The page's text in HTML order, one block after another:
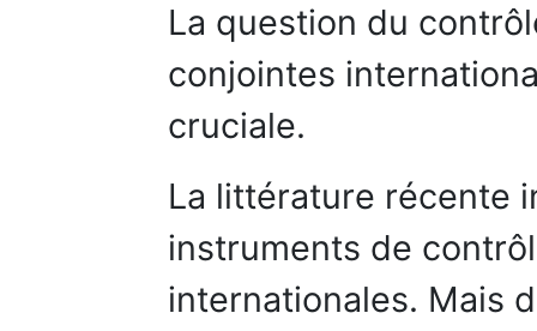
La question du
conjointes
cruciale.
La littérature récente
instruments de
internationales. Mais